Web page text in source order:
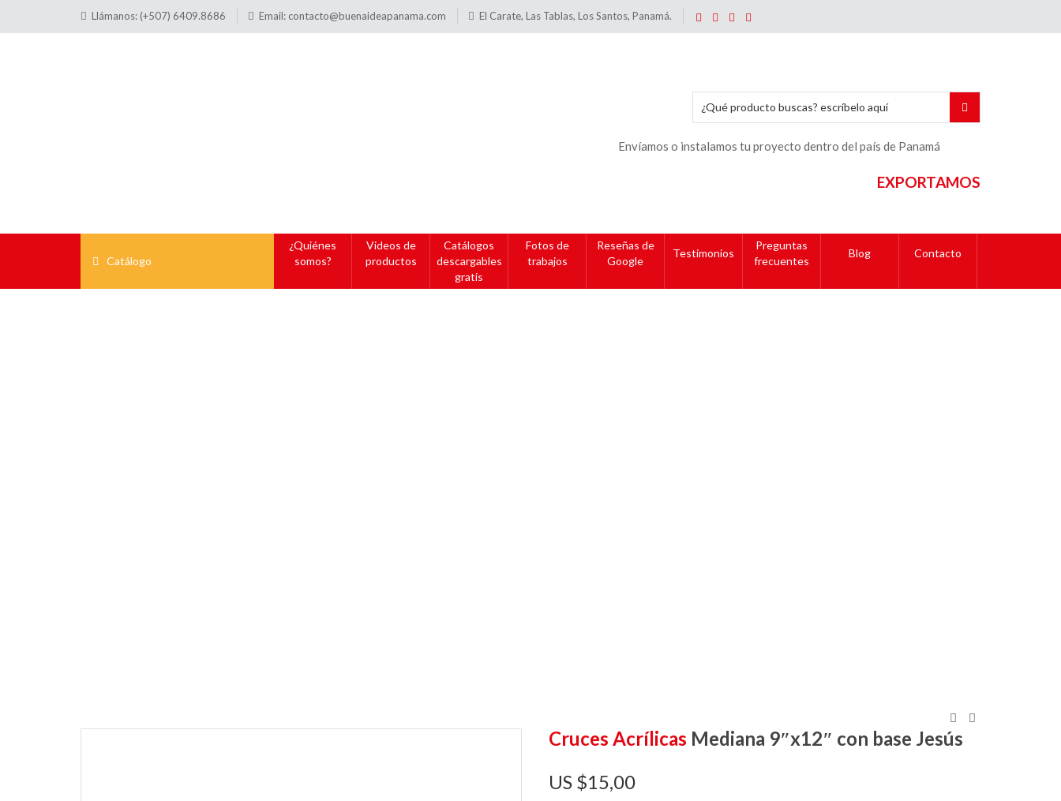
Llámanos: (+507) 6409.8686 Email: contacto@buenaideapanama.com El Carate, Las Tablas, Los Santos, Panamá.
Envíamos o instalamos tu proyecto dentro del país de Panamá
EXPORTAMOS
Catálogo
¿Quiénes
somos?
Videos de
productos
Catálogos
descargables
gratis
Fotos de
trabajos
Reseñas de
Google
Testimonios
Preguntas
frecuentes
Blog Contacto
Cruces Acrílicas Mediana 9″x12″ con base Jesús
$15,00